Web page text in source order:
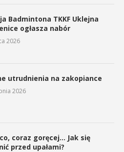
Badmintona TKKF Uklejna
ogłasza nabór
2026
utrudnienia na zakopiance
2026
coraz goręcej… Jak się
przed upałami?